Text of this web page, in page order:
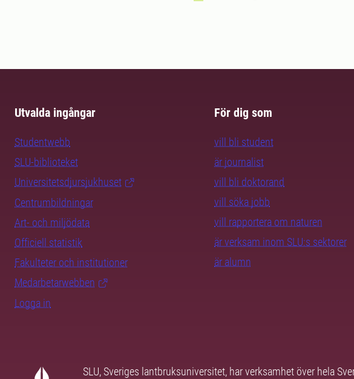
Utvalda ingångar
Studentwebb
SLU-biblioteket
Universitetsdjursjukhuset
Centrumbildningar
Art- och miljödata
Officiell statistik
Fakulteter och institutioner
Medarbetarwebben
Logga in
För dig som
vill bli student
är journalist
vill bli doktorand
vill söka jobb
vill rapportera om naturen
är verksam inom SLU:s sektorer
är alumn
SLU, Sveriges lantbruksuniversitet, har verksamhet över hela